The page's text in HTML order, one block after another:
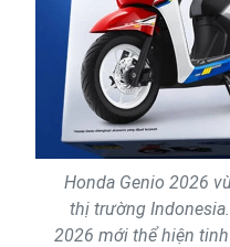
Honda Genio 2026
thị trường
2026 mới thể hiện